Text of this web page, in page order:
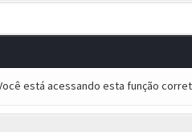
está acessando esta função